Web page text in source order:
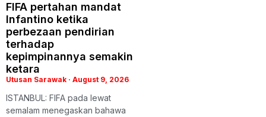
FIFA pertahan mandat
Infantino ketika
perbezaan pendirian
terhadap
kepimpinannya semakin
ketara
Utusan Sarawak August 9, 2026
ISTANBUL: FIFA pada lewat
semalam menegaskan bahawa